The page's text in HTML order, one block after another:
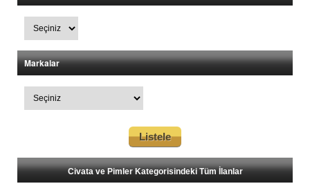
Markalar
Civata ve Pimler Kategorisindeki Tüm İlanlar